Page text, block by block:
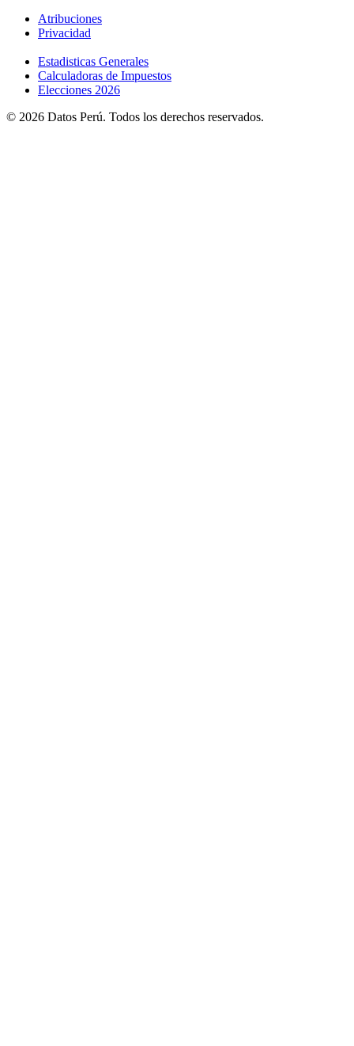
Atribuciones
Privacidad
Estadisticas Generales
Calculadoras de Impuestos
Elecciones 2026
© 2026 Datos Perú. Todos los derechos reservados.